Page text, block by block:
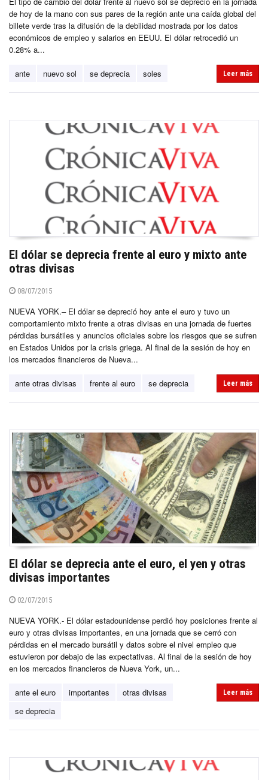
de hoy de la mano con sus pares de la región ante una caída global del
billete verde tras la difusión de la debilidad mostrada por los datos
económicos de empleo y salarios en EEUU. El dólar retrocedió un
0.28% a...
ante nuevo sol se deprecia soles Leer más
El dólar se deprecia frente al euro y mixto ante
otras divisas
08/07/2015
NUEVA YORK.– El dólar se depreció hoy ante el euro y tuvo un
comportamiento mixto frente a otras divisas en una jornada de fuertes
pérdidas bursátiles y anuncios oficiales sobre los riesgos que se sufren
en Estados Unidos por la crisis griega. Al final de la sesión de hoy en
los mercados financieros de Nueva...
ante otras divisas frente al euro se deprecia Leer más
El dólar se deprecia ante el euro, el yen y otras
divisas importantes
02/07/2015
NUEVA YORK.- El dólar estadounidense perdió hoy posiciones frente al
euro y otras divisas importantes, en una jornada que se cerró con
pérdidas en el mercado bursátil y datos sobre el nivel empleo que
estuvieron por debajo de las expectativas. Al final de la sesión de hoy
en los mercados financieros de Nueva York, un...
ante el euro importantes
otras divisas
se deprecia
Leer más